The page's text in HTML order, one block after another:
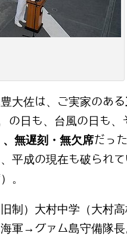
大佐は、ご実家のある
日も、台風の日も、
無遅刻・無欠席だっ
平成の現在も破られ
。
制）大村中学（大村
軍→グァム島守備隊長